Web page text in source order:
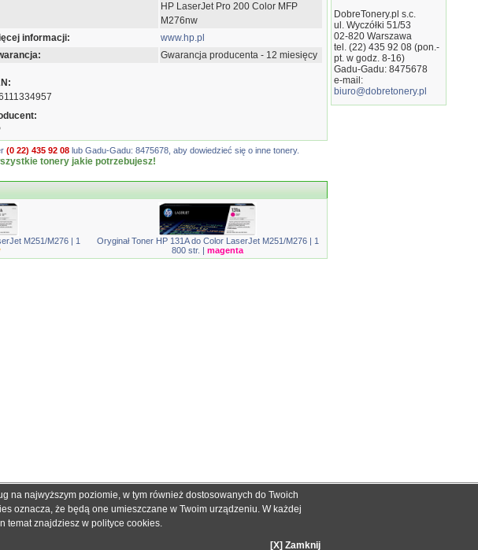
HP LaserJet Pro 200 Color MFP
M276nw
informacji:
www.hp.pl
Gwarancja producenta - 12 miesięcy
(0 22) 435 92 08lub Gadu-Gadu: 8475678, aby dowiedzieć się o inne tonery.
tonery jakie potrzebujesz!
M251/M276 | 1
Oryginał Toner HP 131A do Color LaserJet M251/M276 | 1
800 str. | magenta
DobreTonery.pl s.c.
ul. Wyczółki 51/53
02-820 Warszawa
tel. (22) 435 92 08 (pon.-
pt. w godz. 8-16)
Gadu-Gadu: 8475678
e-mail:
biuro@dobretonery.pl
użyte wyłącznie w celach informacyjnych dla określenia kompatybilności produktów.
braków lub błędów, które jednak nie mogą być podstawą roszczeń.
przed podjęciem decyzji o zakupie.
na najwyższym poziomie, w tym również dostosowanych do Twoich
oznacza, że będą one umieszczane w Twoim urządzeniu. W każdej
temat znajdziesz w polityce cookies.
[X] Zamknij